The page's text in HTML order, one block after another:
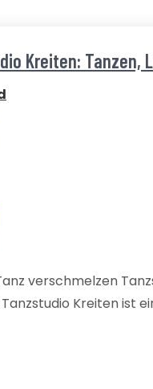
Kreiten: Tanzen,
verschmelzen
Kreiten ist